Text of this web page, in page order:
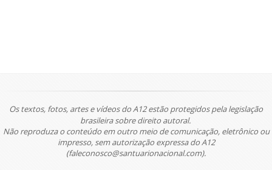
Os textos, fotos, artes e vídeos do A12 estão protegidos pela legislação
brasileira sobre direito autoral.
Não reproduza o conteúdo em outro meio de comunicação, eletrônico ou
impresso, sem autorização expressa do A12
(faleconosco@santuarionacional.com).